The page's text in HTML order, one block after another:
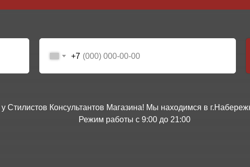
у Стилистов Консультантов Магазина! Мы находимся в
Режим работы с 9:00 до 21:00
+7